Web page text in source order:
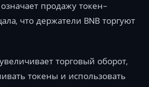
продажу токен-
что держатели BNB торгуют
торговый оборот,
токены и использовать